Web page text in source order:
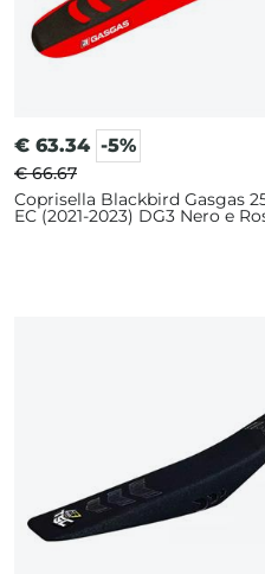
€ 63.34 -5%
€ 66.67
Coprisella Blackbird Gasgas
EC (2021-2023) DG3 Nero e